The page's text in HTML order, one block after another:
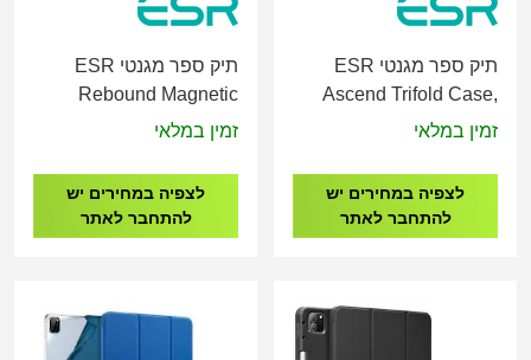
תיק ספר מגנטי ESR
Ascend Trifold Case,
Compatible with iPad
זמין במלאי
לצפיה במחירים יש
להתחבר לאתר
תיק ספר מגנטי ESR
Rebound Magnetic
Case, Compatible with
זמין במלאי
לצפיה במחירים יש
להתחבר לאתר